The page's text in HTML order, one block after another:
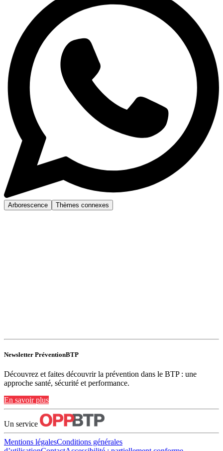
Arborescence Thèmes connexes
Newsletter PréventionBTP
Découvrez et faites découvrir la prévention dans le BTP : une
approche santé, sécurité et performance.
En savoir plus
Un service
Mentions légalesConditions générales